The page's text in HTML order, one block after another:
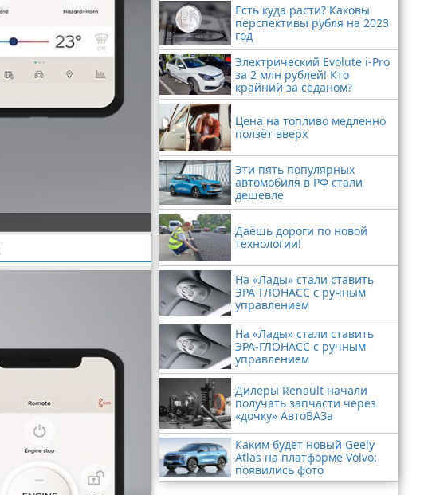
Есть куда расти? Каковы
перспективы рубля на 2023
год
Электрический Evolute i-Pro
за 2 млн рублей! Кто
крайний за седаном?
Цена на топливо медленно
ползёт вверх
Эти пять популярных
автомобиля в РФ стали
дешевле
Даёшь дороги по новой
технологии!
На «Лады» стали ставить
ЭРА-ГЛОНАСС с ручным
управлением
На «Лады» стали ставить
ЭРА-ГЛОНАСС с ручным
управлением
Дилеры Renault начали
получать запчасти через
«дочку» АвтоВАЗа
Каким будет новый Geely
Atlas на платформе Volvo:
появились фото